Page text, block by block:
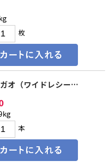
枚
簡易アサガオ（ワイドレシーバー）
本